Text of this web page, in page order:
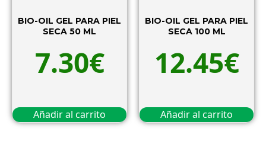
BIO-OIL GEL PARA PIEL
SECA 50 ML
7.30€
Añadir al carrito
BIO-OIL GEL PARA PIEL
SECA 100 ML
12.45€
Añadir al carrito